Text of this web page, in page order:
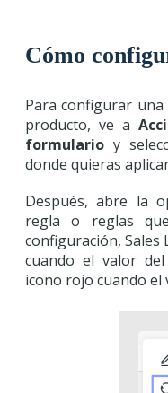
Cómo
Para configurar
producto, ve a
formulario y
donde quieras
Después, abre la
regla o reglas
configuración, Sales
cuando el valor
icono rojo cuando el